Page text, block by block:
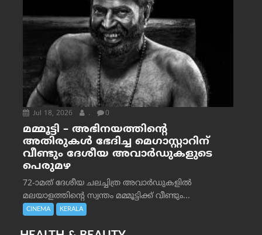
Jul 18, 2026 . 0
മമ്മൂട്ടി – അഭിനയത്തിന്റെ
അതിരുകൾ ഭേദിച്ച മെഗാസ്റ്റാറിന്
വീണ്ടും ദേശീയ അവാർഡുകളുടെ
പെരുമഴ
72-ാമത് ദേശീയ ചലച്ചിത്ര അവാര്‍ഡുകളില്‍
മലയാളത്തിന്റെ സ്വന്തം മമ്മൂട്ടിക്ക് വീണ്ടും...
CINEMA KERALA